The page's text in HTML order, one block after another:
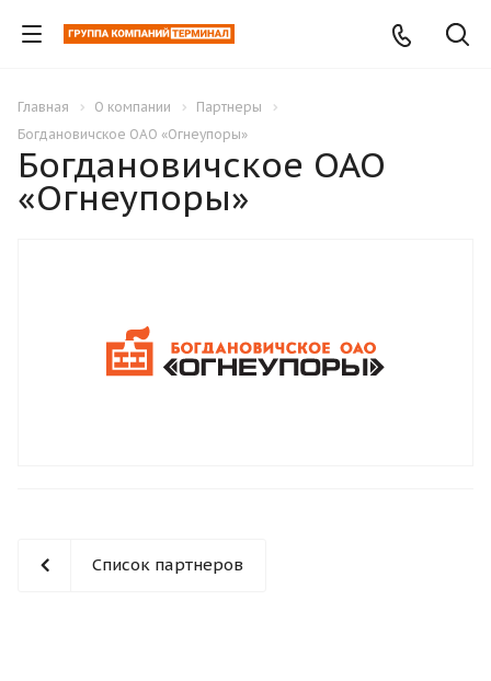
Главная О компании
Партнеры
Богдановичское ОАО «Огнеупоры»
Богдановичское ОАО
«Огнеупоры»
Список партнеров